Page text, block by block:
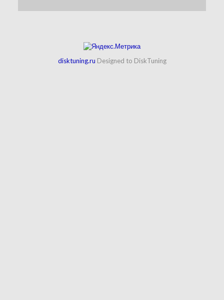
disktuning.ru Designed to DiskTuning